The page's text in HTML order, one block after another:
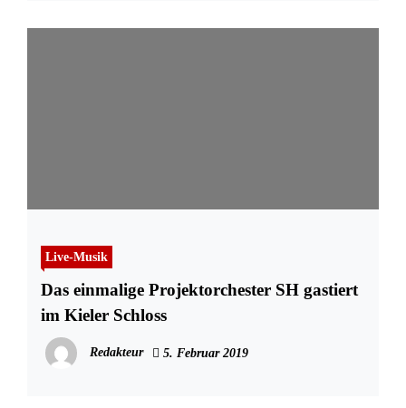
Live-Musik
Das einmalige Projektorchester SH gastiert
im Kieler Schloss
Redakteur 5. Februar 2019